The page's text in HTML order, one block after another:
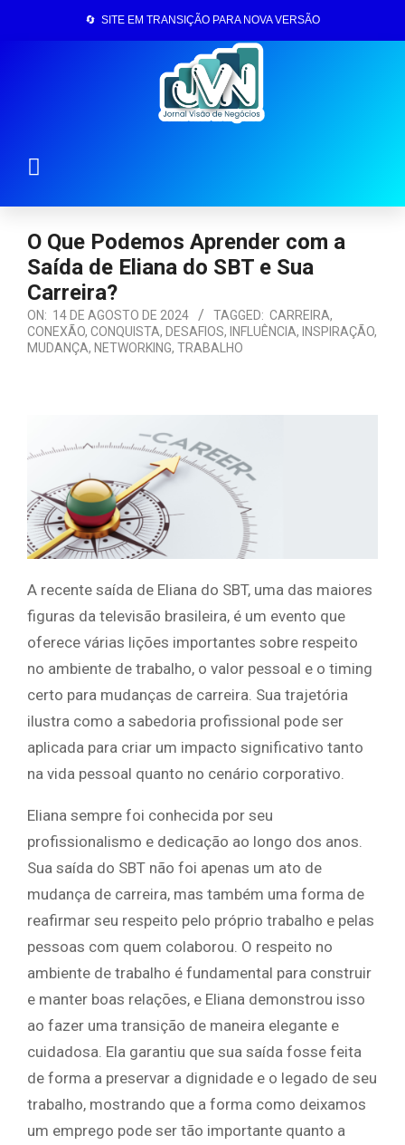
🔄 SITE EM TRANSIÇÃO PARA NOVA VERSÃO
O Que Podemos Aprender com a
Saída de Eliana do SBT e Sua
Carreira?
ON: 14 DE AGOSTO DE 2024 TAGGED: CARREIRA,
CONEXÃO, CONQUISTA, DESAFIOS, INFLUÊNCIA, INSPIRAÇÃO,
MUDANÇA, NETWORKING, TRABALHO
A recente saída de Eliana do SBT, uma das maiores
figuras da televisão brasileira, é um evento que
oferece várias lições importantes sobre respeito
no ambiente de trabalho, o valor pessoal e o timing
certo para mudanças de carreira. Sua trajetória
ilustra como a sabedoria profissional pode ser
aplicada para criar um impacto significativo tanto
na vida pessoal quanto no cenário corporativo.
Eliana sempre foi conhecida por seu
profissionalismo e dedicação ao longo dos anos.
Sua saída do SBT não foi apenas um ato de
mudança de carreira, mas também uma forma de
reafirmar seu respeito pelo próprio trabalho e pelas
pessoas com quem colaborou. O respeito no
ambiente de trabalho é fundamental para construir
e manter boas relações, e Eliana demonstrou isso
ao fazer uma transição de maneira elegante e
cuidadosa. Ela garantiu que sua saída fosse feita
de forma a preservar a dignidade e o legado de seu
trabalho, mostrando que a forma como deixamos
um emprego pode ser tão importante quanto a